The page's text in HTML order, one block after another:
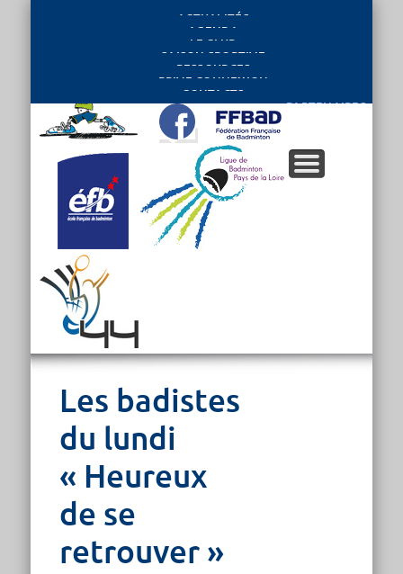
ACTUALITÉS
AGENDA
LE CLUB
SAISON SPORTIVE
RESSOURCES
PRIVE CONNEXION
CONTACTS
PARTENAIRES
Les badistes
du lundi
« Heureux
de se
retrouver »